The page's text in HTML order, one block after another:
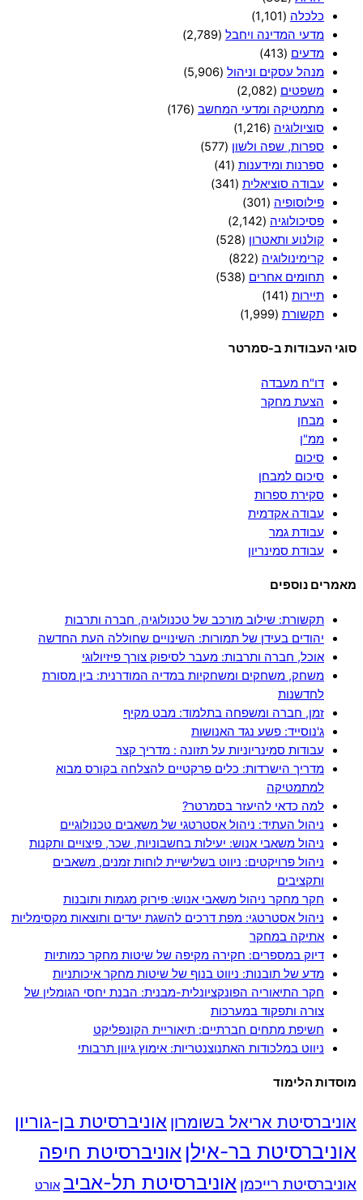
כלכלה (1,101)
מדעי המדינה ויחבל (2,789)
מדעים (413)
מנהל עסקים וניהול (5,906)
משפטים (2,082)
מתמטיקה ומדעי המחשב (176)
סוציולוגיה (1,216)
ספרות, שפה ולשון (577)
ספרנות ומידענות (41)
עבודה סוציאלית (341)
פילוסופיה (301)
פסיכולוגיה (2,142)
קולנוע ותאטרון (528)
קרימינולוגיה (822)
תחומים אחרים (538)
תיירות (141)
תקשורת (1,999)
סוגי העבודות ב-סמרטר
דו"ח מעבדה
הצעת מחקר
מבחן
ממ"ן
סיכום
סיכום למבחן
סקירת ספרות
עבודה אקדמית
עבודת גמר
עבודת סמינריון
מאמרים נוספים
תקשורת: שילוב מורכב של טכנולוגיה, חברה ותרבות
יהודים בעידן של תמורות: השינויים שחוללה העת החדשה
אוכל, חברה ותרבות: מעבר לסיפוק צורך פיזיולוגי
משחק, משחקים ומשחקיות במדיה המודרנית: בין מסורת
לחדשנות
זמן, חברה ומשפחה בתלמוד: מבט מקיף
ג'נוסייד: פשע נגד האנושות
עבודות סמינריוניות על תזונה : מדריך קצר
מדריך הישרדות: כלים פרקטיים להצלחה בקורס מבוא
למתמטיקה
למה כדאי להיעזר בסמרטר?
ניהול העתיד: ניהול אסטרטגי של משאבים טכנולוגיים
ניהול משאבי אנוש: יעילות בחשבוניות, שכר, פיצויים ותקנות
ניהול פרויקטים: ניווט בשלישיית לוחות זמנים, משאבים
ותקציבים
חקר מחקר ניהול משאבי אנוש: פירוק מגמות ותובנות
ניהול אסטרטגי: מפת דרכים להשגת יעדים ותוצאות מקסימליות
אתיקה במחקר
דיוק במספרים: חקירה מקיפה של שיטות מחקר כמותיות
מדע של תובנות: ניווט בנוף של שיטות מחקר איכותניות
חקר התיאוריה הפונקציונלית-מבנית: הבנת יחסי הגומלין של
צורה ותפקוד במערכות
חשיפת מתחים חברתיים: תיאוריית הקונפליקט
ניווט במלכודות האתנוצנטריות: אימוץ גיוון תרבותי
מוסדות הלימוד
אוניברסיטת אריאל בשומרון אוניברסיטת בן-גוריון
אוניברסיטת בר-אילן אוניברסיטת חיפה
אוניברסיטת רייכמן אוניברסיטת תל-אביב אורט